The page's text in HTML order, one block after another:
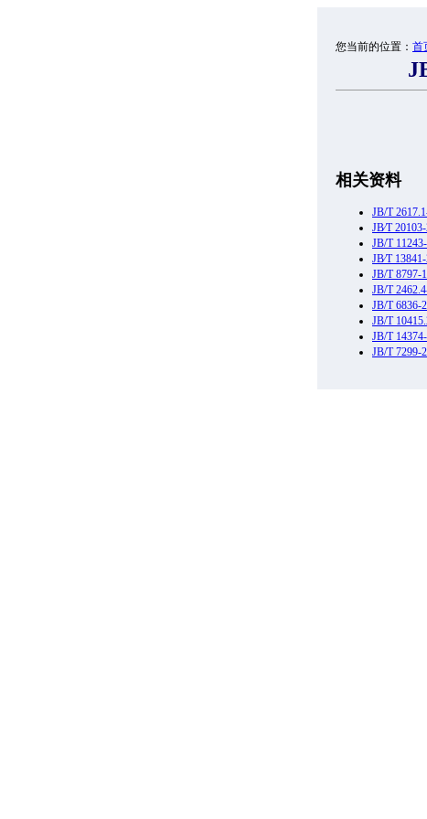
您当前的位置： 首
相关资料
JB/T
JB∕T
JB/T
JB∕T
JB/T
JB/T
JB/T 6836-
JB/T
JB/T
JB/T